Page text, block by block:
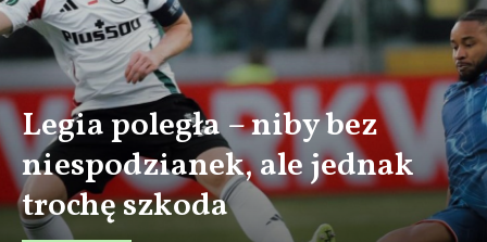
Legia poległa – niby bez
niespodzianek, ale jednak
trochę szkoda